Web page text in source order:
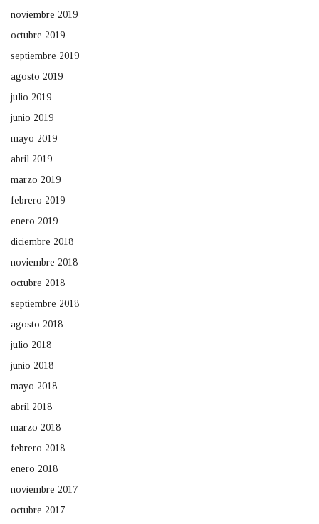
noviembre 2019
octubre 2019
septiembre 2019
agosto 2019
julio 2019
junio 2019
mayo 2019
abril 2019
marzo 2019
febrero 2019
enero 2019
diciembre 2018
noviembre 2018
octubre 2018
septiembre 2018
agosto 2018
julio 2018
junio 2018
mayo 2018
abril 2018
marzo 2018
febrero 2018
enero 2018
noviembre 2017
octubre 2017